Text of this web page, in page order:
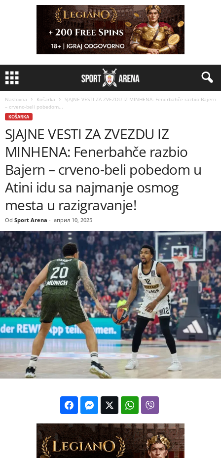
Naslovna Košarka
SJAJNE VESTI ZA ZVEZDU IZ MINHENA: Fenerbahče razbio Bajern
– crveno-beli pobedom...
KOŠARKA
SJAJNE VESTI ZA ZVEZDU IZ
MINHENA: Fenerbahče razbio
Bajern – crveno-beli pobedom u
Atini idu sa najmanje osmog
mesta u razigravanje!
Od Sport Arena - април 10, 2025